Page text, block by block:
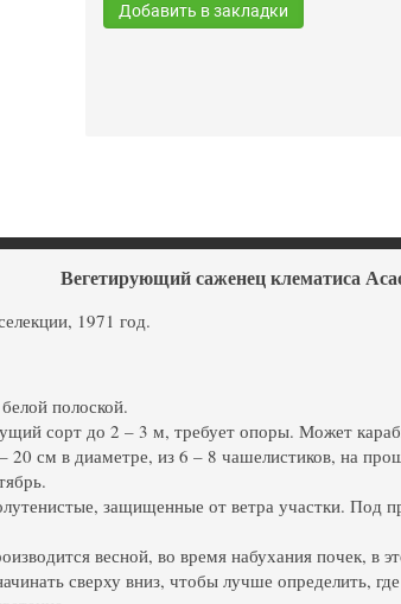
Добавить в закладки
Вегетирующий саженец клематиса
1971 год.
полоской.
сорт до 2 – 3 м, требует опоры. Может
20 см в диаметре, из 6 – 8 чашелистиков, на
защищенные от ветра участки. Под
весной, во время набухания почек, в
сверху вниз, чтобы лучше определить,